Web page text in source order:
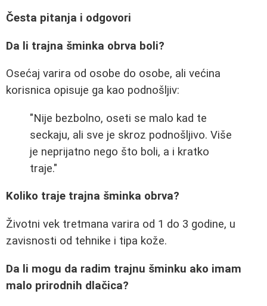
Česta pitanja i odgovori
Da li trajna šminka obrva boli?
Osećaj varira od osobe do osobe, ali većina
korisnica opisuje ga kao podnošljiv:
"Nije bezbolno, oseti se malo kad te
seckaju, ali sve je skroz podnošljivo. Više
je neprijatno nego što boli, a i kratko
traje."
Koliko traje trajna šminka obrva?
Životni vek tretmana varira od 1 do 3 godine, u
zavisnosti od tehnike i tipa kože.
Da li mogu da radim trajnu šminku ako imam
malo prirodnih dlačica?